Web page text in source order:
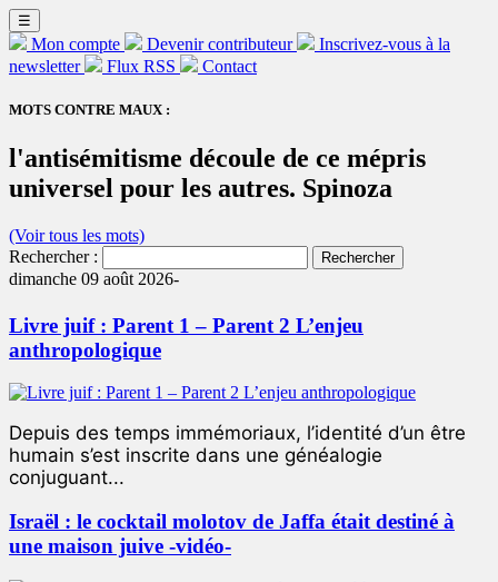
☰
Mon compte Devenir contributeur
Inscrivez-vous à la
newsletter
Flux RSS Contact
MOTS CONTRE MAUX :
l'antisémitisme découle de ce mépris
universel pour les autres. Spinoza
(Voir tous les mots)
Rechercher :
dimanche 09 août 2026-
Livre juif : Parent 1 – Parent 2 L’enjeu
anthropologique
Depuis des temps immémoriaux, l’identité d’un être
humain s’est inscrite dans une généalogie
conjuguant...
Israël : le cocktail molotov de Jaffa était destiné à
une maison juive -vidéo-